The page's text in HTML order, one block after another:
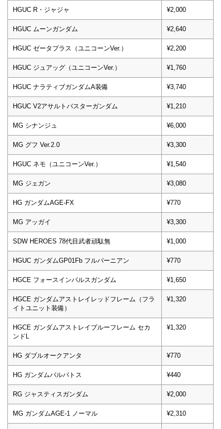
HGUC R・ジャジャ ¥2,000
HGUC ムーンガンダム ¥2,640
HGUC ゼータプラス（ユニコーンVer.） ¥2,200
HGUC ジュアッグ（ユニコーンVer.） ¥1,760
HGUC ナラティブガンダムA装備 ¥3,740
HGUC V2アサルトバスターガンダム ¥1,210
MG シナンジュ ¥6,000
MG グフ Ver.2.0 ¥3,300
HGUC ネモ（ユニコーンVer.） ¥1,540
MG ジェガン ¥3,080
HG ガンダムAGE-FX ¥770
MG アッガイ ¥3,300
SDW HEROES 78代目武者頑駄無 ¥1,000
HGUC ガンダムGP01Fb フルバーニアン ¥770
HGCE フォースインパルスガンダム ¥1,650
HGCE ガンダムアストレイレッドフレーム（フラ
イトユニット装備）
¥1,320
HGCE ガンダムアストレイブルーフレーム セカ
ンドL
¥1,320
HG ダブルオークアンタ ¥770
HG ガンダムバルバトス ¥440
RG ジャスティスガンダム ¥2,000
MG ガンダムAGE-1 ノーマル ¥2,310